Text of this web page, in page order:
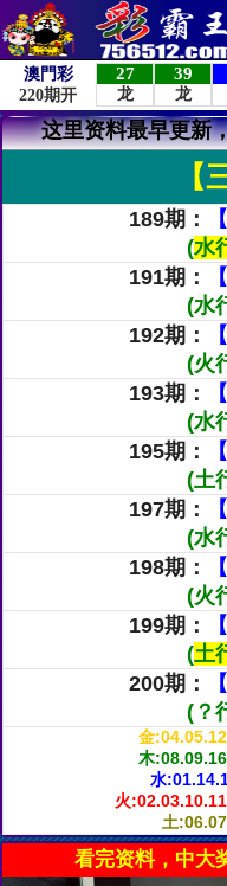
这里资料最早更新
【
189期：
(水
191期：
(水
192期：
(火
193期：
(水
195期：
(土
197期：
(水
198期：
(火
199期：
(土
200期：
(？
金
木
水
火
土
看完资料，中大